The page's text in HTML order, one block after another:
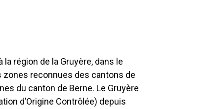
région de la Gruyère, dans le
zones reconnues des cantons de
du canton de Berne. Le Gruyère
d’Origine Contrôlée) depuis